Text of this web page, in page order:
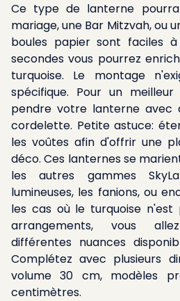
Ce type de lanterne
mariage, une Bar Mitzvah, ou
boules papier sont faciles
secondes vous pourrez
turquoise. Le montage
spécifique. Pour un
pendre votre lanterne
cordelette. Petite astuce:
les voûtes afin d'offrir une
déco. Ces lanternes se
les autres gammes
lumineuses, les fanions, ou
les cas où le turquoise n'est
arrangements, vous
différentes nuances
Complétez avec plusieurs
volume 30 cm, modèles
centimètres.